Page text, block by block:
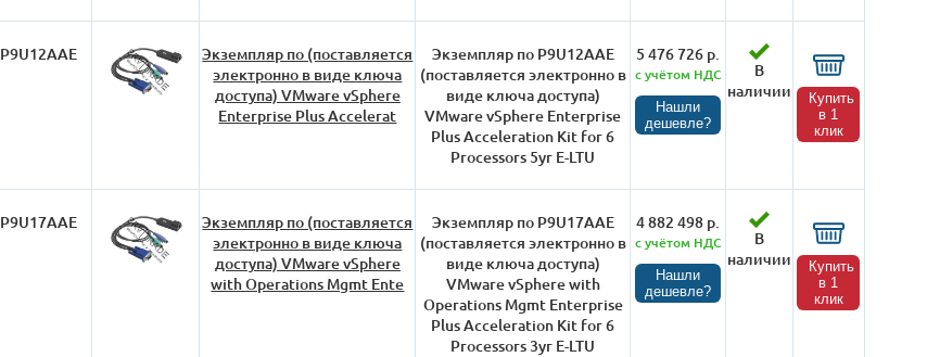
P9U12AAE
Экземпляр по (поставляется
электронно в виде ключа
доступа) VMware vSphere
Enterprise Plus Accelerat
Экземпляр по P9U12AAE
(поставляется электронно в
виде ключа доступа)
VMware vSphere Enterprise
Plus Acceleration Kit for 6
Processors 5yr E-LTU
5 476 726 р.
с учётом НДС
Нашли
дешевле?
В
наличии
Купить
в 1
клик
P9U17AAE
Экземпляр по (поставляется
электронно в виде ключа
доступа) VMware vSphere
with Operations Mgmt Ente
Экземпляр по P9U17AAE
(поставляется электронно в
виде ключа доступа)
VMware vSphere with
Operations Mgmt Enterprise
Plus Acceleration Kit for 6
Processors 3yr E-LTU
4 882 498 р.
с учётом НДС
Нашли
дешевле?
В
наличии
Купить
в 1
клик